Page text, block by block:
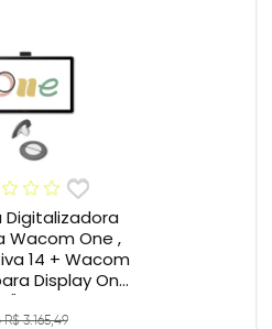
Digitalizadora
Wacom One ,
14 + Wacom
Display One
ACK649Z
3.165,49